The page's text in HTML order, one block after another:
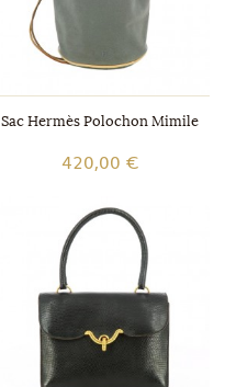
Sac Hermès Polochon Mimile
420,00 €